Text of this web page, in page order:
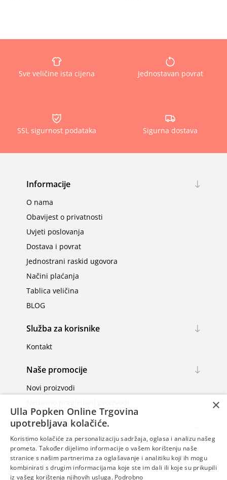
Sve veličine ista cijena Jednostavan povrat
SSL sigurnost podataka Sigurna dostava
Informacije
O nama
Obavijest o privatnosti
Uvjeti poslovanja
Dostava i povrat
Jednostrani raskid ugovora
Načini plaćanja
Tablica veličina
BLOG
Služba za korisnike
Kontakt
Naše promocije
Novi proizvodi
Moj račun
Moj račun
Narudžbe
Adrese
×
Ulla Popken Online Trgovina
upotrebljava kolačiće.
Koristimo kolačiće za personalizaciju sadržaja, oglasa i analizu našeg
prometa. Također dijelimo informacije o vašem korištenju naše
stranice s našim partnerima za oglašavanje i analitiku koji ih mogu
kombinirati s drugim informacijama koje ste im dali ili koje su prikupili
iz vašeg korištenja njihovih usluga. Podrobno